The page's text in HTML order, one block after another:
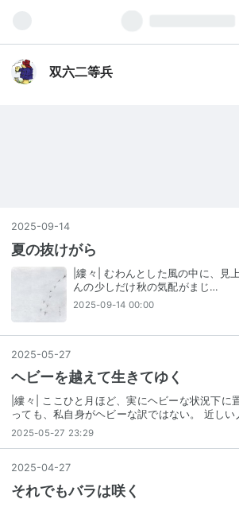
双六二等兵
2025-09-14
夏の抜けがら
|縷々| むわんとした風の中に、見
んの少しだけ秋の気配がまじ…
2025-09-14 00:00
2025-05-27
ヘビーを越えて生きてゆく
|縷々| ここひと月ほど、実にヘビーな状況下に
っても、私自身がヘビーな訳ではない。 近し
2025-05-27 23:29
2025-04-27
それでもバラは咲く